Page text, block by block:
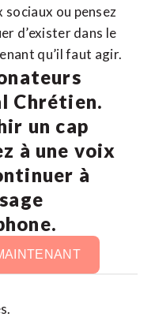
sociaux ou pensez
d’exister dans le
qu’il faut agir.
Chrétien.
un cap
à une voix
à